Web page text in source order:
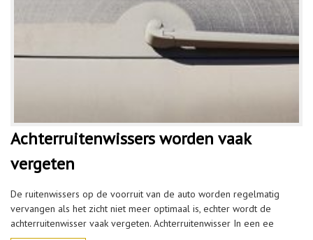
Achterruitenwissers worden vaak
vergeten
De ruitenwissers op de voorruit van de auto worden regelmatig
vervangen als het zicht niet meer optimaal is, echter wordt de
achterruitenwisser vaak vergeten. Achterruitenwisser In een ee